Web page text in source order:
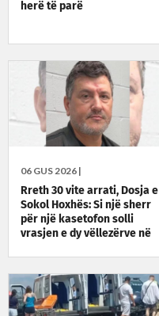
herë të parë
06 GUS 2026 |
Rreth 30 vite arrati, Dosja e
Sokol Hoxhës: Si një sherr
për një kasetofon solli
vrasjen e dy vëllezërve në